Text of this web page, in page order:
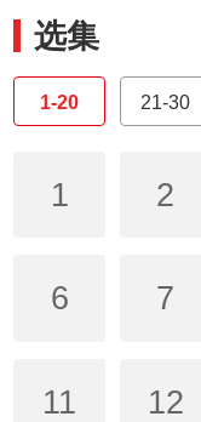
选集
1-20 21-30
1 2
6 7
11 12